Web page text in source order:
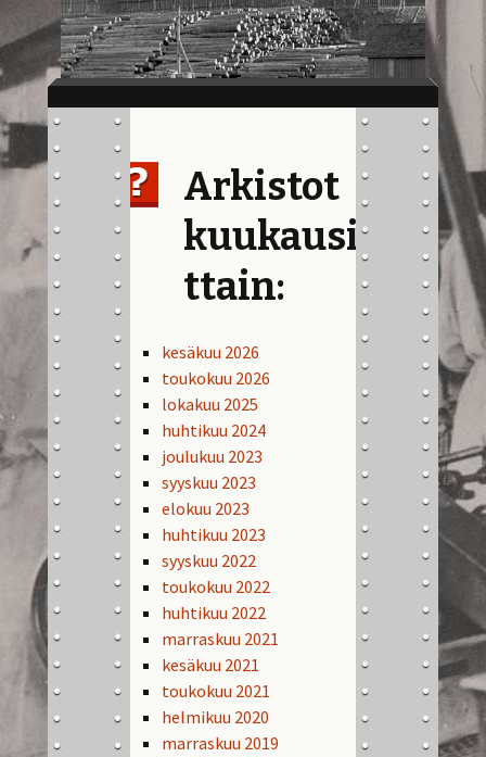
Arkistot
kuukausi
ttain:
kesäkuu 2026
toukokuu 2026
lokakuu 2025
huhtikuu 2024
joulukuu 2023
syyskuu 2023
elokuu 2023
huhtikuu 2023
syyskuu 2022
toukokuu 2022
huhtikuu 2022
marraskuu 2021
kesäkuu 2021
toukokuu 2021
helmikuu 2020
marraskuu 2019